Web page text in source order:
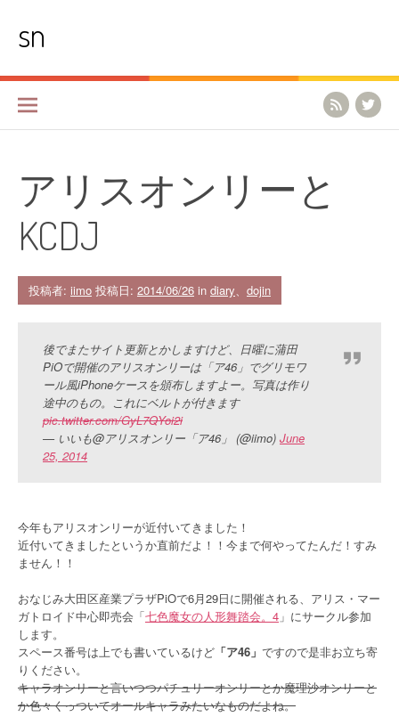
ツ
キ
sn
アリスオンリーと
KCDJ
投稿者: iimo 投稿日: 2014/06/26 in diary、 dojin
後でまたサイト更新とかしますけど、日曜に蒲田
PiOで開催のアリスオンリーは「ア46」でグリモワ
ール風iPhoneケースを頒布しますよー。写真は作り
途中のもの。これにベルトが付きます
pic.twitter.com/GyL7QYoi2i
— いいも@アリスオンリー「ア46」 (@iimo) June
25, 2014
今年もアリスオンリーが近付いてきました！
近付いてきましたというか直前だよ！！今まで何やってたんだ！すみ
ません！！
おなじみ大田区産業プラザPiOで6月29日に開催される、アリス・マー
ガトロイド中心即売会「七色魔女の人形舞踏会。4 」にサークル参加
します。
スペース番号は上でも書いているけど 「ア46」 ですので是非お立ち寄
りください。
キャラオンリーと言いつつパチュリーオンリーとか魔理沙オンリーと
か色々くっついてオールキャラみたいなものだよね。